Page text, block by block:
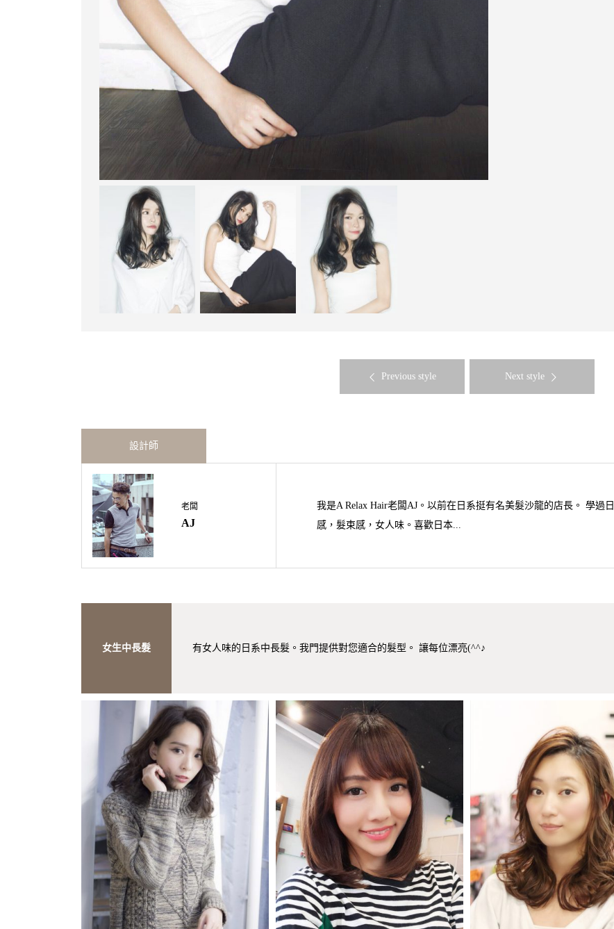
Previous style Next style
設計師
老闆
AJ
我是A Relax Hair老闆AJ。以前在日系挺有名美髮沙龍的店長。 學過
感，髮束感，女人味。喜歡日本...
女生中長髮 有女人味的日系中長髮。我門提供對您適合的髮型。 讓每位漂亮(^^♪